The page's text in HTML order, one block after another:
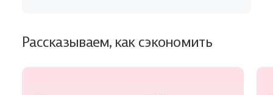
Рассказываем, как сэкономить